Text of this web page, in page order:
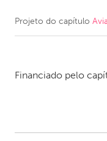
CANADA
Projeto do capítulo
Financiado pelo